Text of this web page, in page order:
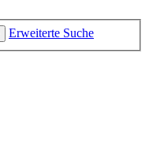
Erweiterte Suche